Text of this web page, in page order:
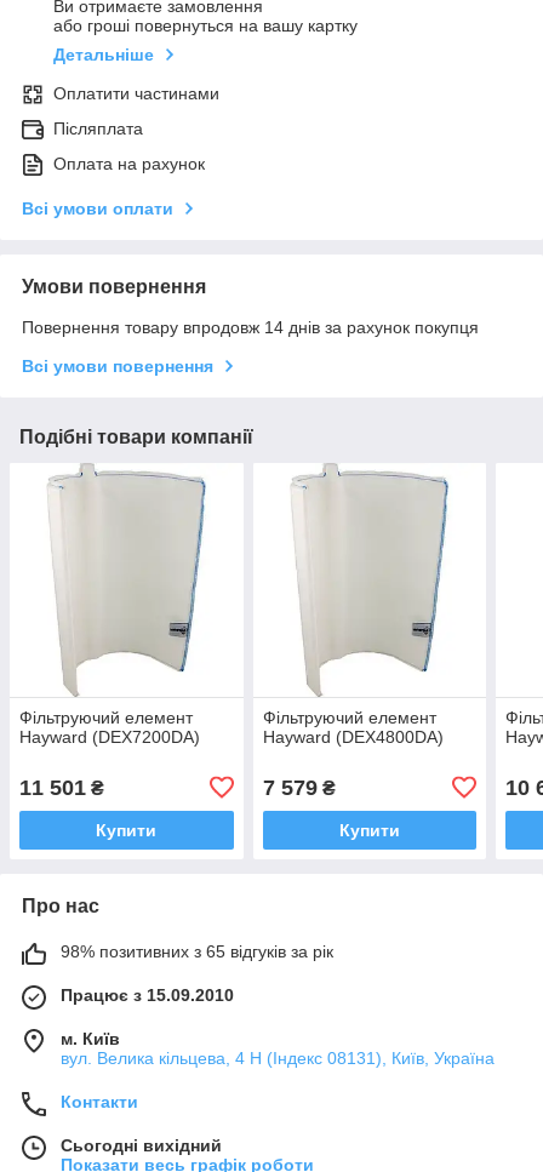
Ви отримаєте замовлення
або гроші повернуться на вашу картку
Детальніше
Оплатити частинами
Післяплата
Оплата на рахунок
Всі умови оплати
Умови повернення
Повернення товару впродовж 14 днів за рахунок покупця
Всі умови повернення
Подібні товари компанії
Фільтруючий елемент
Hayward (DEX7200DA)
11 501 ₴
Купити
Фільтруючий елемент
Hayward (DEX4800DA)
7 579₴
Купити
10
Про нас
98% позитивних з 65 відгуків за рік
Працює з 15.09.2010
м. Київ
вул. Велика кільцева, 4 Н (Індекс 08131), Київ, Україна
Контакти
Сьогодні вихідний
Показати весь графік роботи